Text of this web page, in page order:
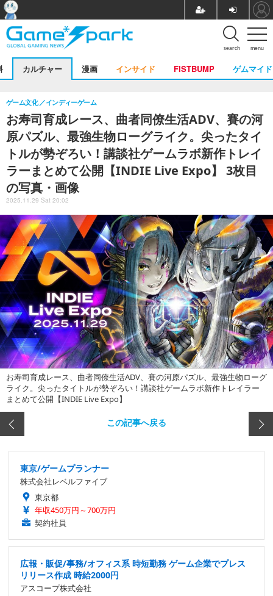
menu
search
カルチャー 漫画 インサイド FISTBUMP ゲムマイド
お寿司育成レース、曲者同僚生活ADV、賽の河
原パズル、最強生物ローグライク。尖ったタイ
トルが勢ぞろい！講談社ゲームラボ新作トレイ
ラーまとめて公開【INDIE Live Expo】 3枚目
の写真・画像
ゲーム文化 インディーゲーム
2025.11.29 Sat 20:02
お寿司育成レース、曲者同僚生活ADV、賽の河原パズル、最強生物ローグ
ライク。尖ったタイトルが勢ぞろい！講談社ゲームラボ新作トレイラー
まとめて公開【INDIE Live Expo】
この記事へ戻る
東京/ゲームプランナー
株式会社レベルファイブ
東京都
年収450万円～700万円
契約社員
広報・販促/事務/オフィス系 時短勤務 ゲーム企業でプレス
リリース作成 時給2000円
アスコープ株式会社